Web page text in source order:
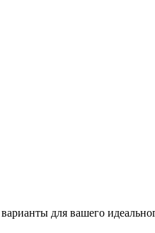
для вашего